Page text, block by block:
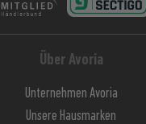
Über Avoria
Unternehmen Avoria
Unsere Hausmarken